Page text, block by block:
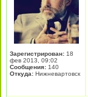
Зарегистрирован: 18
фев 2013, 09:02
Сообщения: 140
Откуда: Нижневартовск